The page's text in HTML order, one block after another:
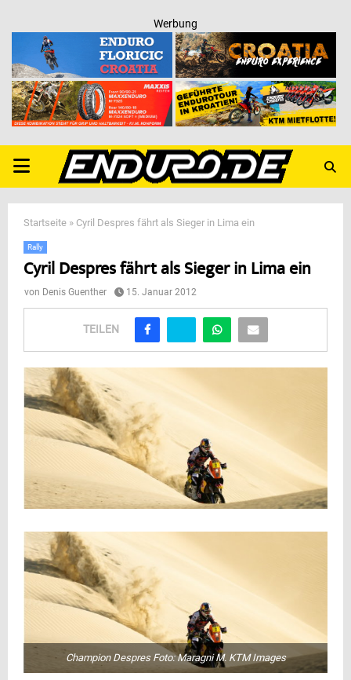
Werbung
PRIMARY
MENU
Startseite » Cyril Despres fährt als Sieger in Lima ein
Rally
Cyril Despres fährt als Sieger in Lima ein
von Denis Guenther 15. Januar 2012
TEILEN
Champion Despres Foto: Maragni M. KTM Images